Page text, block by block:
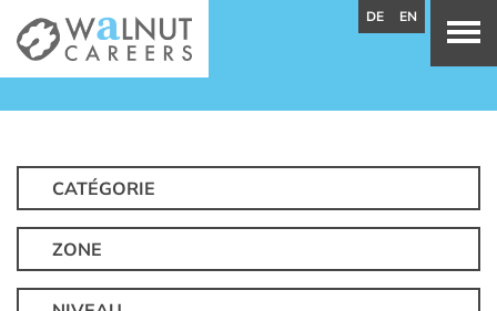
CATÉGORIE
ZONE
DE EN